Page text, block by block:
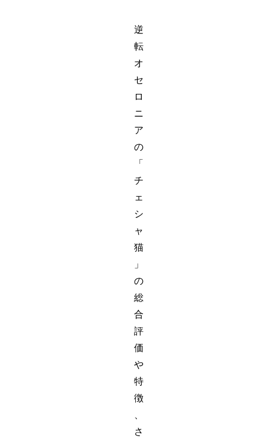
逆
転
オ
セ
ロ
ニ
ア
の
「
チ
ェ
シ
ャ
猫
」
の
総
合
評
価
や
特
徴
さ